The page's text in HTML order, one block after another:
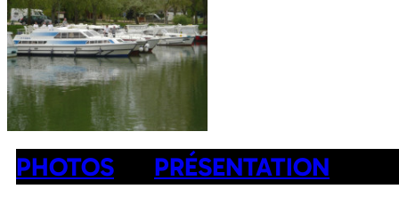
PHOTOS PRÉSENTATION